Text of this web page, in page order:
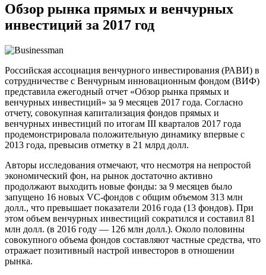
Обзор рынка прямых и венчурных
инвестиций за 2017 год
Российская ассоциация венчурного инвестирования (РАВИ) в
сотрудничестве с Венчурным инновационным фондом (ВИФ)
представила ежегодный отчет «Обзор рынка прямых и
венчурных инвестиций» за 9 месяцев 2017 года. Согласно
отчету, совокупная капитализация фондов прямых и
венчурных инвестиций по итогам III кварталов 2017 года
продемонстрировала положительную динамику впервые с
2013 года, превысив отметку в 21 млрд долл.
Авторы исследования отмечают, что несмотря на непростой
экономический фон, на рынок достаточно активно
продолжают выходить новые фонды: за 9 месяцев было
запущено 16 новых VC-фондов с общим объемом 313 млн
долл., что превышает показатели 2016 года (13 фондов). При
этом объем венчурных инвестиций сократился и составил 81
млн долл. (в 2016 году — 126 млн долл.). Около половины
совокупного объема фондов составляют частные средства, что
отражает позитивный настрой инвесторов в отношении
рынка.